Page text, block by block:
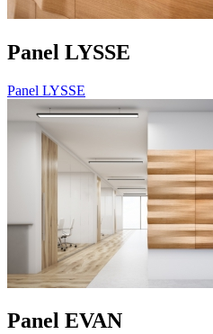
Panel LYSSE
Panel LYSSE
Panel EVAN